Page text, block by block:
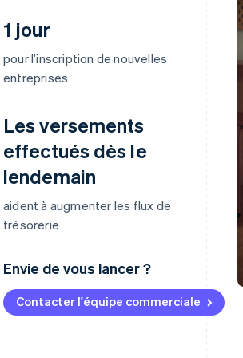
1 jour
pour l’inscription de nouvelles
entreprises
Les versements
effectués dès le
lendemain
aident à augmenter les flux de
trésorerie
Envie de vous lancer ?
Contacter l'équipe commerciale